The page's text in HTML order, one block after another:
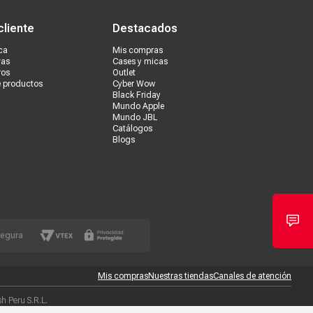
productos
Destacados
Mis compras
Cases y micas
Outlet
Cyber Wow
Black Friday
Mundo Apple
Mundo JBL
Catálogos
Blogs
Mis comprasNuestras tiendasCanales de atención
S.R.L.